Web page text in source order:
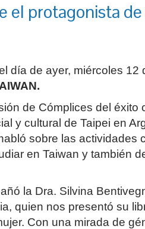
el protagonista
día de ayer, miércoles 12
de Cómplices del éxito
y cultural de Taipei en
sobre las actividades
en Taiwan y también
la Dra. Silvina
quien nos presentó su
Con una mirada de